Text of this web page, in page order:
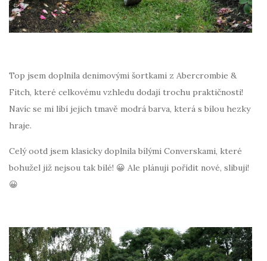
Top jsem doplnila denimovými šortkami z Abercrombie &
Fitch, které celkovému vzhledu dodají trochu praktičnosti!
Navíc se mi líbí jejich tmavě modrá barva, která s bílou hezky
hraje.
Celý ootd jsem klasicky doplnila bílými Converskami, které
bohužel již nejsou tak bílé! 😀 Ale plánuji pořídit nové, slibuji!
😀